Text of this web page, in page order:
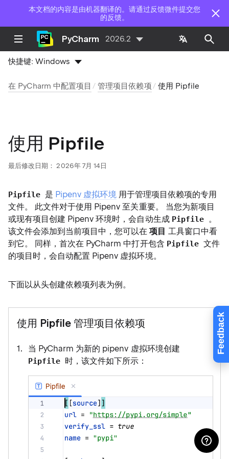
本文档的内容是由机器翻译的。请通过反馈微件提交您
的反馈。
Feedback
PyCharm 2026.2
快捷键:Windows
在 PyCharm 中配置项目 管理项目依赖项 使用 Pipfile
使用 Pipfile
最后修改日期： 2026年 7月 14日
Pipfile 是 Pipenv 虚拟环境用于管理项目依赖项的专用
文件。 此文件对于使用 Pipenv 至关重要。 当您为新项目
或现有项目创建 Pipenv 环境时，会自动生成 Pipfile 。
该文件会添加到当前项目中，您可以在项目 工具窗口中看
到它。 同样，首次在 PyCharm 中打开包含 Pipfile 文件
的项目时，会自动配置 Pipenv 虚拟环境。
下面以从头创建依赖项列表为例。
使用 Pipfile 管理项目依赖项
当 PyCharm 为新的 pipenv 虚拟环境创建
Pipfile 时，该文件如下所示：